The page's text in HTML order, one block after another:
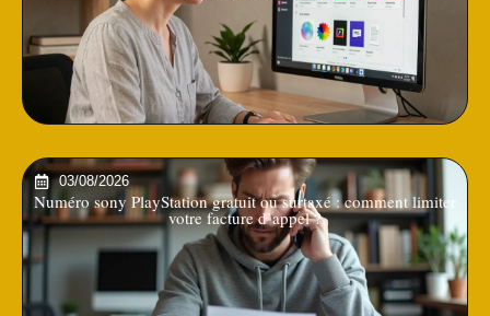
03/08/2026
Numéro sony PlayStation gratuit ou surtaxé : comment limiter
votre facture d’appel ?